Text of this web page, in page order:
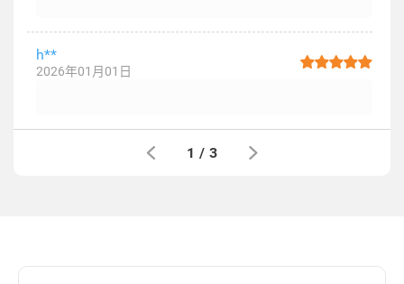
h**
2026年01月01日
1 / 3